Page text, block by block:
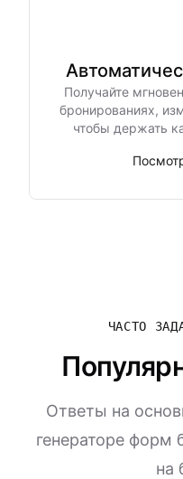
Получайте
бронированиях,
чтобы держать
ЧАСТО
Ответы на
генераторе форм
на